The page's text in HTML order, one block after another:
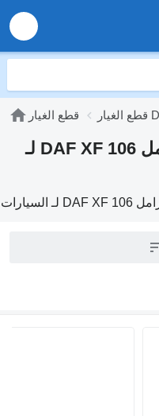
قطع الغيار
صمامات التحكم في الفرامل DAF XF 106 لـ